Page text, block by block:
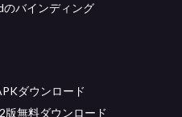
バインディング
ダウンロード
版無料ダウンロード